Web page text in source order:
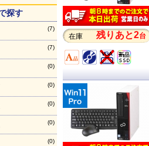
探す
(7)
(7)
(0)
(0)
(0)
(0)
(0)
在庫 残りあと2台